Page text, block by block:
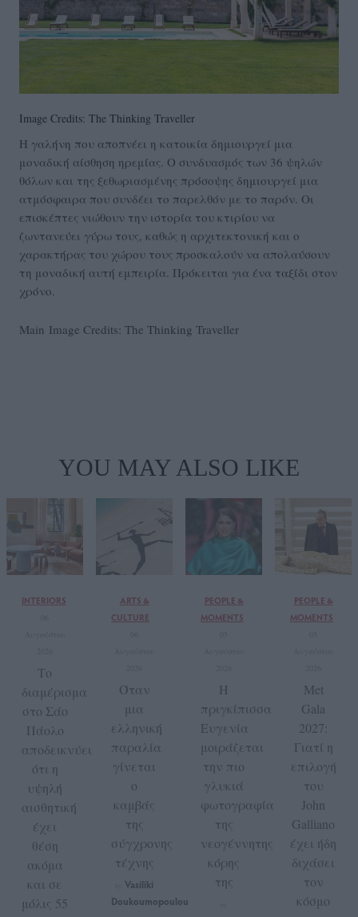
Image Credits: The Thinking Traveller
Η γαλήνη που αποπνέει η κατοικία δημιουργεί μια
μοναδική αίσθηση ηρεμίας. Ο συνδυασμός των 36 ψηλών
θόλων και της ξεθωριασμένης πρόσοψης δημιουργεί μια
ατμόσφαιρα που συνδέει το παρελθόν με το παρόν. Οι
επισκέπτες νιώθουν την ιστορία του κτιρίου να
ζωντανεύει γύρω τους, καθώς η αρχιτεκτονική και ο
χαρακτήρας του χώρου τους προσκαλούν να απολαύσουν
τη μοναδική αυτή εμπειρία. Πρόκειται για ένα ταξίδι στον
χρόνο.
Main Image Credits: The Thinking Traveller
YOU MAY ALSO LIKE
INTERIORS
Το
διαμέρισμα
στο Σάο
Πάολο
αποδεικνύει
ότι η
υψηλή
αισθητική
έχει
θέση
ακόμα
και σε
μόλις 55
ARTS &
CULTURE
Όταν
μια
ελληνική
παραλία
γίνεται
ο
καμβάς
της
σύγχρονης
τέχνης
Vasiliki
Doukoumopoulou
PEOPLE &
MOMENTS
Η
πριγκίπισσα
Ευγενία
μοιράζεται
την πιο
γλυκιά
φωτογραφία
της
νεογέννητης
κόρης
της
PEOPLE &
MOMENTS
Met
Gala
2027:
Γιατί η
επιλογή
του
John
Galliano
έχει ήδη
διχάσει
τον
κόσμο